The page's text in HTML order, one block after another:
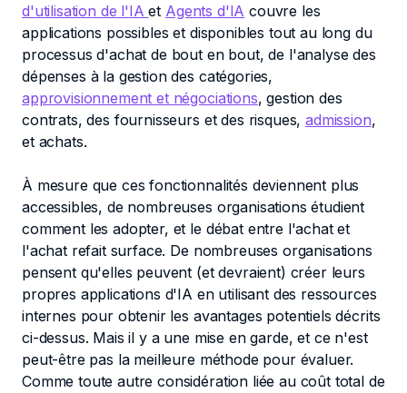
d'utilisation de l'IAet Agents d'IA couvre les
applications possibles et disponibles tout au long du
processus d'achat de bout en bout, de l'analyse des
dépenses à la gestion des catégories,
approvisionnement et négociations, gestion des
contrats, des fournisseurs et des risques,admission,
et achats.
À mesure que ces fonctionnalités deviennent plus
accessibles, de nombreuses organisations étudient
comment les adopter, et le débat entre l'achat et
l'achat refait surface. De nombreuses organisations
pensent qu'elles peuvent (et devraient) créer leurs
propres applications d'IA en utilisant des ressources
internes pour obtenir les avantages potentiels décrits
ci-dessus. Mais il y a une mise en garde, et ce n'est
peut-être pas la meilleure méthode pour évaluer.
Comme toute autre considération liée au coût total de